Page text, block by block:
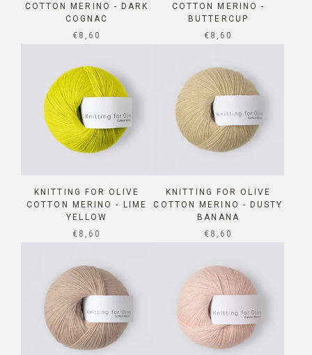
COTTON MERINO - DARK
COGNAC
SALE PRICE
€8,60
COTTON MERINO -
BUTTERCUP
SALE PRICE
€8,60
KNITTING FOR OLIVE
COTTON MERINO - LIME
YELLOW
SALE PRICE
€8,60
KNITTING FOR OLIVE
COTTON MERINO - DUSTY
BANANA
SALE PRICE
€8,60